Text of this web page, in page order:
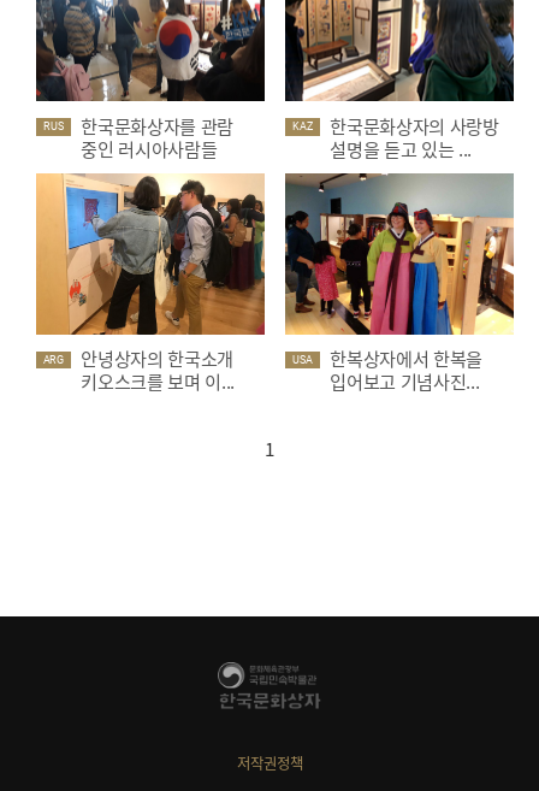
RUS
한국문화상자를 관람
중인 러시아사람들
KAZ
한국문화상자의 사랑방
설명을 듣고 있는 ...
ARG
안녕상자의 한국소개
키오스크를 보며 이...
USA
한복상자에서 한복을
입어보고 기념사진...
1
저작권정책